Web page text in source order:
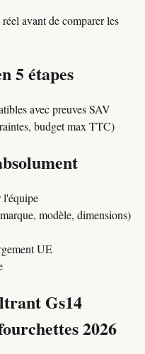
avant de comparer les
5 étapes
avec preuves SAV
budget max TTC)
l'équipe
modèle, dimensions)
UE
Gs14
2026